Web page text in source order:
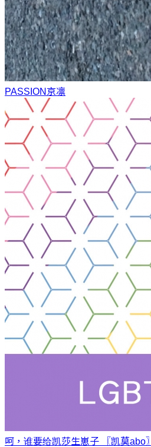
PASSION 京凛
呵，谁要给凯莎生崽子 〖凯莫abo〗